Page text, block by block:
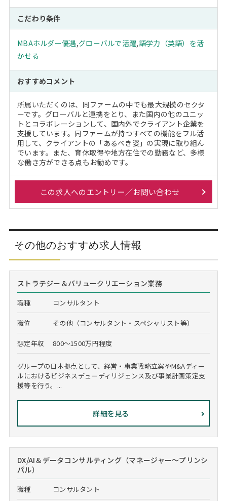
こだわり条件
MBAホルダー優遇,グローバルで活躍,語学力（英語）を活
かせる
おすすめコメント
所属いただくのは、同ファームの中でも最大規模のセクタ
ーです。グローバルと連携をとり、また国内の他のユニッ
トとコラボレーションして、国内外でクライアント企業を
支援しています。同ファームが持つすべての機能をフル活
用して、クライアントの「あるべき姿」の実現に取り組ん
でいます。また、育休取得や地方在住での勤務など、多様
な働き方ができる点もお勧めです。
この求人へのエントリー／お問い合わせ
その他のおすすめ求人情報
ストラテジー＆バリュークリエーション業務
職種 コンサルタント
職位 その他（コンサルタント・スペシャリスト等）
想定年収 800～1500万円程度
グループの日本拠点として、経営・事業戦略立案やM&Aディー
ルにおけるビジネスデューディリジェンス及び事業計画策定支
援等を行う。...
詳細を見る
DX/AI＆データコンサルティング（マネージャー～プリンシ
パル）
職種 コンサルタント